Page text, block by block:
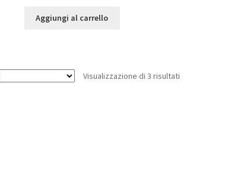
Aggiungi al carrello
Visualizzazione di 3 risultatiPopolarità